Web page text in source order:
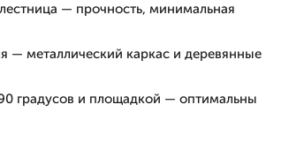
— прочность, минимальная
— металлический каркас и деревянные
градусов и площадкой — оптимальны